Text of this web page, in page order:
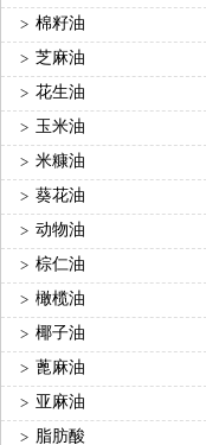
> 棉籽油
> 芝麻油
> 花生油
> 玉米油
> 米糠油
> 葵花油
> 动物油
> 棕仁油
> 橄榄油
> 椰子油
> 蓖麻油
> 亚麻油
> 脂肪酸